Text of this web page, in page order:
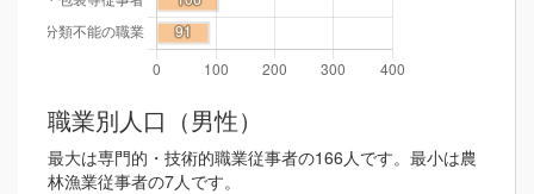
職業別人口（男性）
最大は専門的・技術的職業従事者の166人です。最小は農
林漁業従事者の7人です。